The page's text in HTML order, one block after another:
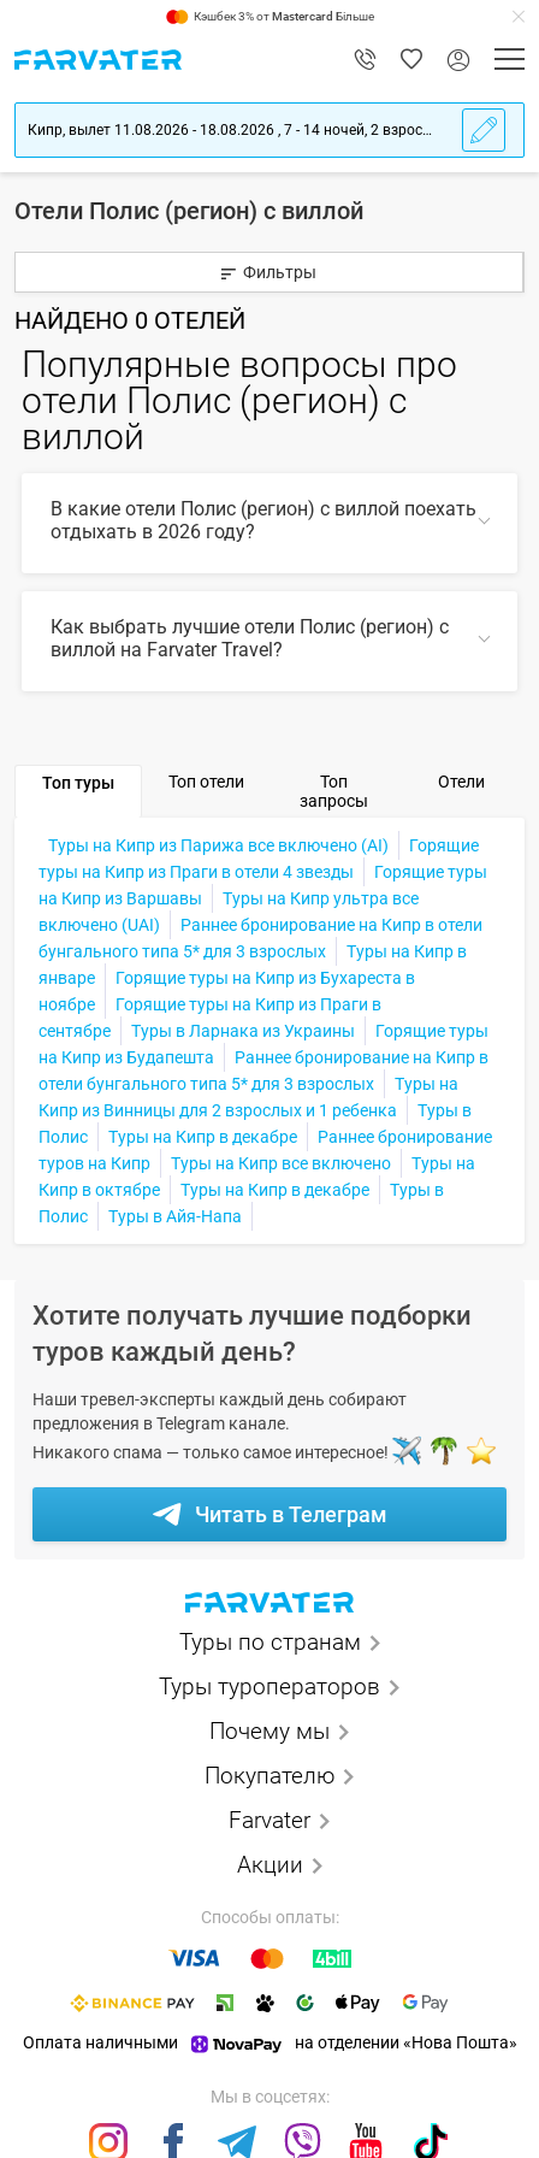
Кэшбек 3% отMastercard Більше
Кипр, вылет 11.08.2026 - 18.08.2026 , 7 - 14 ночей, 2 взрослых
Отели Полис (регион) с виллой
Фильтры
НАЙДЕНО 0 ОТЕЛЕЙ
Популярные вопросы про
отели Полис (регион) с
виллой
В какие отели Полис (регион) с виллой поехать
отдыхать в 2026 году?
Как выбрать лучшие отели Полис (регион) с
виллой на Farvater Travel?
Топ туры Топ отели
Топ
запросы
Отели
Туры на Кипр из Парижа все включено (AI)
Горящие
туры на Кипр из Праги в отели 4 звезды
Горящие туры
на Кипр из Варшавы
Туры на Кипр ультра все
включено (UAI)
Раннее бронирование на Кипр в отели
бунгального типа 5* для 3 взрослых
Туры на Кипр в
январе
Горящие туры на Кипр из Бухареста в
ноябре
Горящие туры на Кипр из Праги в
сентябре
Туры в Ларнака из Украины
Горящие туры
на Кипр из Будапешта
Раннее бронирование на Кипр в
отели бунгального типа 5* для 3 взрослых
Туры на
Кипр из Винницы для 2 взрослых и 1 ребенка
Туры в
Полис
Туры на Кипр в декабре
Раннее бронирование
туров на Кипр
Туры на Кипр все включено
Туры на
Кипр в октябре
Туры на Кипр в декабре
Туры в
Полис
Туры в Айя-Напа
Хотите получать лучшие подборки
туров каждый день?
Наши тревел-эксперты каждый день собирают
предложения в Telegram канале.
Никакого спама — только самое интересное!
Читать в Телеграм
Туры по странам
Туры туроператоров
Почему мы
Покупателю
Farvater
Акции
Способы оплаты:
Оплата наличными на отделении «Нова Пошта»
Мы в соцсетях: